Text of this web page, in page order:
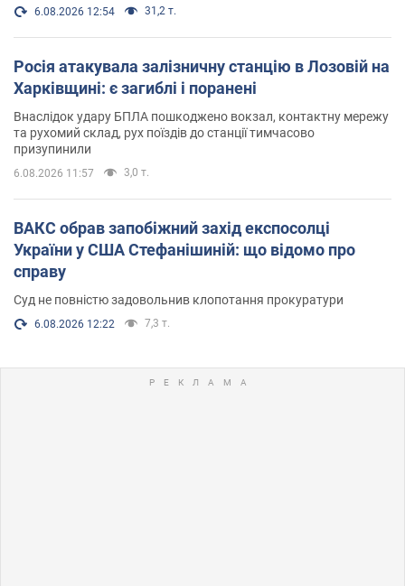
6.08.2026 12:54 31,2 т.
Росія атакувала залізничну станцію в Лозовій на
Харківщині: є загиблі і поранені
Внаслідок удару БПЛА пошкоджено вокзал, контактну мережу
та рухомий склад, рух поїздів до станції тимчасово
призупинили
6.08.2026 11:57 3,0 т.
ВАКС обрав запобіжний захід експосолці
України у США Стефанішиній: що відомо про
справу
Суд не повністю задовольнив клопотання прокуратури
6.08.2026 12:22 7,3 т.